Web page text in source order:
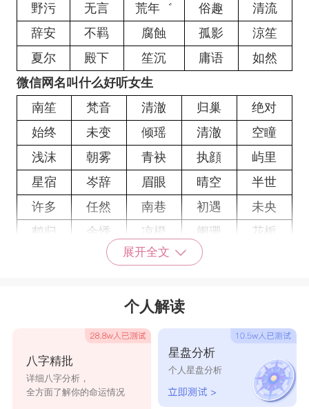
野污
无言 荒年゛ 俗趣
清流
辞安
不羁 腐蝕 孤影
涼笙
夏尔
殿下 笙沉 庸语
如然
微信网名叫什么好听女生
南笙
梵音 清澈 归巢
绝对
始终
未变 倾瑶 清澈
空瞳
浅沫
朝雾 青袂 执顔
屿里
星宿
岑辞 眉眼 晴空
半世
许多
任然 南巷 初遇
未央
鹤归
余悸 凉橙 阑珊
花栀
忆白 柒安 陌殇
柽矽
九喵 迷儿 灭世 南梵
展开全文
个人解读
八字精批
详细八字分析，
全方面了解你的命运情况
星盘分析
个人星盘分析